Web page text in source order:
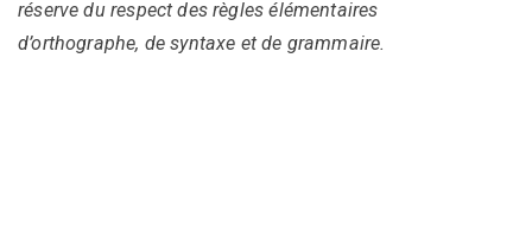
réserve du respect des règles élémentaires
d’orthographe, de syntaxe et de grammaire.